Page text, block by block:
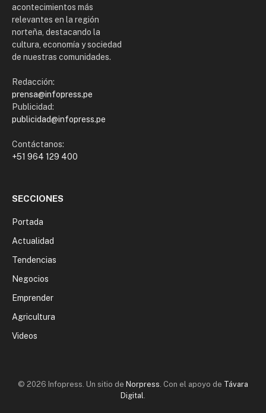
acontecimientos más
relevantes en la región
norteña, destacando la
cultura, economía y sociedad
de nuestras comunidades.
Redacción:
prensa@infopress.pe
Publicidad:
publicidad@infopress.pe
Contáctanos:
+51 964 129 400
SECCIONES
Portada
Actualidad
Tendencias
Negocios
Emprender
Agricultura
Videos
© 2026 Infopress. Un sitio de Norpress . Con el apoyo de Távara
Digital